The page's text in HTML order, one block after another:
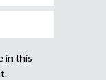
in this